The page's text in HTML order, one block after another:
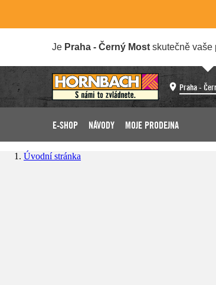
Je Praha - Černý Most skutečně vaše
Praha -
E-SHOP NÁVODY MOJE PRODEJNA
Úvodní stránka